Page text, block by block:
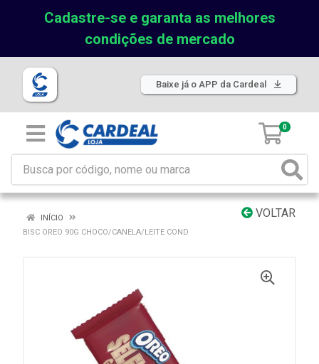
Cadastre-se e garanta as melhores
condições de mercado
Baixe já o APP da Cardeal
0
VOLTAR
INÍCIO
BISC OREO 90G CHOCO/CANELA/LEITE COND